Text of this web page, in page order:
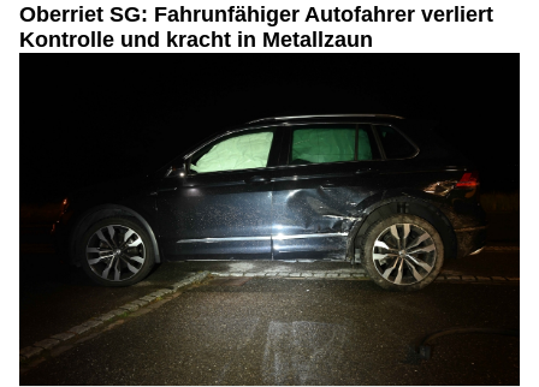
Oberriet SG: Fahrunfähiger Autofahrer verliert
Kontrolle und kracht in Metallzaun